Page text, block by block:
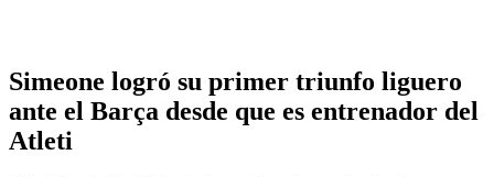
Simeone logró su primer triunfo liguero
ante el Barça desde que es entrenador del
Atleti